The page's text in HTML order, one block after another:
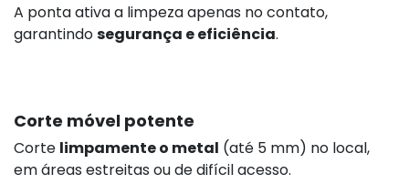
A ponta ativa a limpeza apenas no contato,
garantindosegurança e eficiência.
Corte móvel potente
Corte limpamente o metal (até 5 mm) no local,
em áreas estreitas ou de difícil acesso.